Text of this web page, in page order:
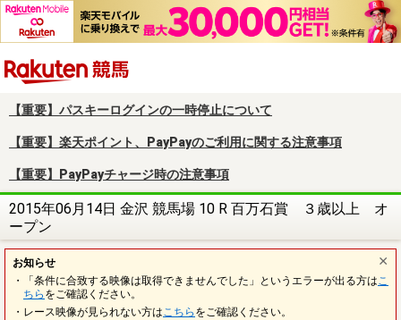
【重要】パスキーログインの一時停止について
【重要】楽天ポイント、PayPayのご利用に関する注意事項
【重要】PayPayチャージ時の注意事項
2015年06月14日 金沢 競馬場 10 R 百万石賞 ３歳以上 オ
ープン
お知らせ
・「条件に合致する映像は取得できませんでした」というエラーが出る方は こ
ちら をご確認ください。
・レース映像が見られない方は こちら をご確認ください。